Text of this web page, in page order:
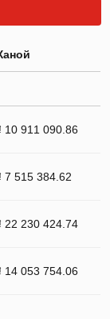
10 911 090.86
7 515 384.62
22 230 424.74
14 053 754.06